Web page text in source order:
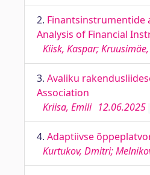
2. Finantsinstrumentide
Analysis of Financial
Kiisk, Kaspar;
3. Avaliku
Association
Kriisa, Emili 12.06.2025
4. Adaptiivse
Kurtukov, Dmitri;